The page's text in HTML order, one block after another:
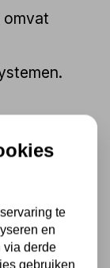
omvat
en
de
te
en
via derde
gebruiken